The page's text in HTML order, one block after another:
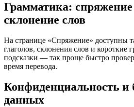
Грамматика: спряжение
склонение слов
На странице «Спряжение» доступны
глаголов, склонения слов и короткие
подсказки — так проще быстро
время перевода.
Конфиденциальность и
данных